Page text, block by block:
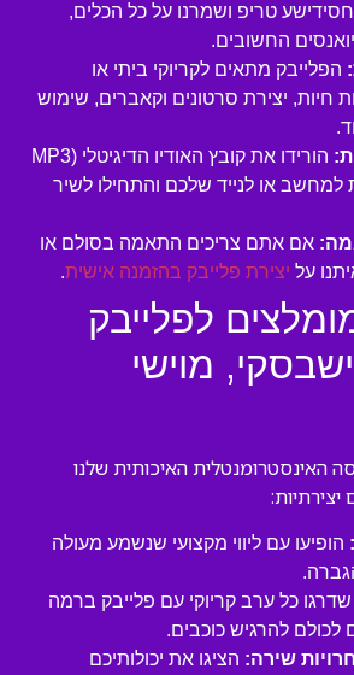
טריפ ושמרנו על כל הכלים,
החשובים.
הפלייבק מתאים לקריוקי ביתי או
חיות, יצירת סרטונים וקאברים, שימוש
הורידו את קובץ האודיו הדיגיטלי (MP3
למחשב או לנייד שלכם והתחילו לשיר
אם אתם צריכים התאמה בסולם או
על יצירת פלייבק בהזמנה אישית.
לפלייבק
מוישי
האינסטרומנטלית האיכותית שלנו
יצירתיות:
הופיעו עם ליווי מקצועי שנשמע מעולה
שדרגו כל ערב קריוקי עם פלייבק ברמה
להרגיש כוכבים.
שירה: הציגו את יכולותיכם